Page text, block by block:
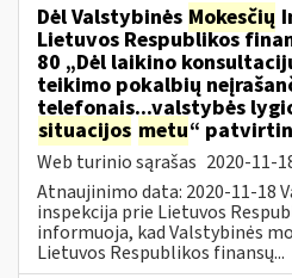
Dėl Valstybinės Mokesčių
Lietuvos Respublikos
80 „Dėl laikino
teikimo pokalbių
telefonais...valstybės
situacijos metu“
Web turinio sąrašas 2020-11-
Atnaujinimo data: 2020-11-18
inspekcija prie Lietuvos
informuoja, kad Valstybinės
Lietuvos Respublikos finansų...